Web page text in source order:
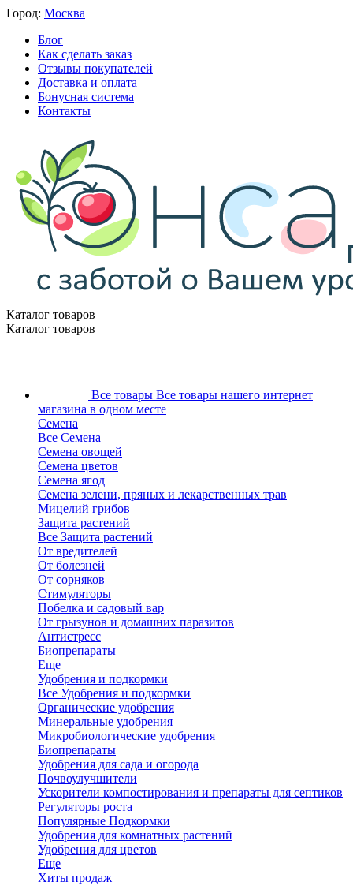
Город: Москва
Блог
Как сделать заказ
Отзывы покупателей
Доставка и оплата
Бонусная система
Контакты
Каталог товаров
Каталог товаров
Все товары Все товары нашего интернет
магазина в одном месте
Семена
Все Семена
Семена овощей
Семена цветов
Семена ягод
Семена зелени, пряных и лекарственных трав
Мицелий грибов
Защита растений
Все Защита растений
От вредителей
От болезней
От сорняков
Стимуляторы
Побелка и садовый вар
От грызунов и домашних паразитов
Антистресс
Биопрепараты
Еще
Удобрения и подкормки
Все Удобрения и подкормки
Органические удобрения
Минеральные удобрения
Микробиологические удобрения
Биопрепараты
Удобрения для сада и огорода
Почвоулучшители
Ускорители компостирования и препараты для септиков
Регуляторы роста
Популярные Подкормки
Удобрения для комнатных растений
Удобрения для цветов
Еще
Хиты продаж